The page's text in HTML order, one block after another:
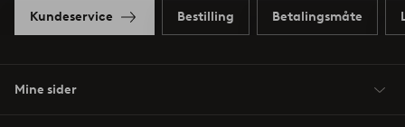
Kundeservice Bestilling Betalingsmåte
Mine sider